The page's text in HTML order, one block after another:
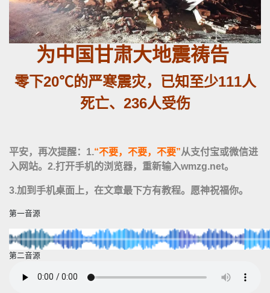
为中国甘肃大地震祷告
零下20℃的严寒震灾， 已知至少111人
死亡、236人受伤
平安，再次提醒： 1.“不要，不要，不要”从支付宝或微信进
入网站。 2.打开手机的浏览器，重新输入wmzg.net。
3.加到手机桌面上，在文章最下方有教程。 愿神祝福你。
第一音源
第二音源